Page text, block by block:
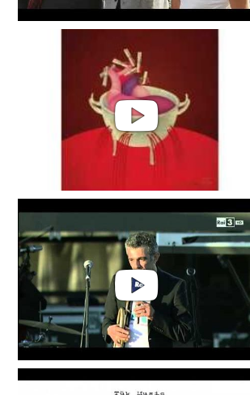
Paolo Fresu - Richard Galliano -
Jan Lundgren | Mare Nostrum
Paolo Fresu & Omar Sosa -
Paolo Fresu | Sardegna chiama